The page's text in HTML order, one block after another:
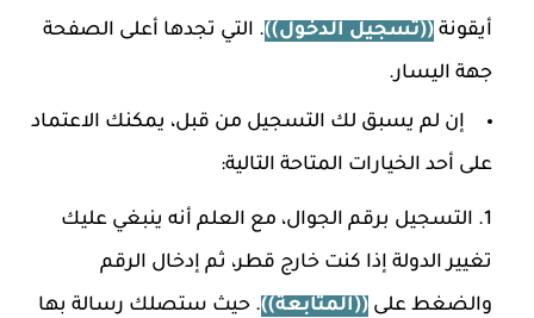
أيقونة ((تسجيل الدخول)). التي تجدها أعلى الصفحة
جهة اليسار.
إن لم يسبق لك التسجيل من قبل، يمكنك الاعتماد
على أحد الخيارات المتاحة التالية:
التسجيل برقم الجوال، مع العلم أنه ينبغي عليك
تغيير الدولة إذا كنت خارج قطر، ثم إدخال الرقم
والضغط على ((المتابعة)). حيث ستصلك رسالة بها